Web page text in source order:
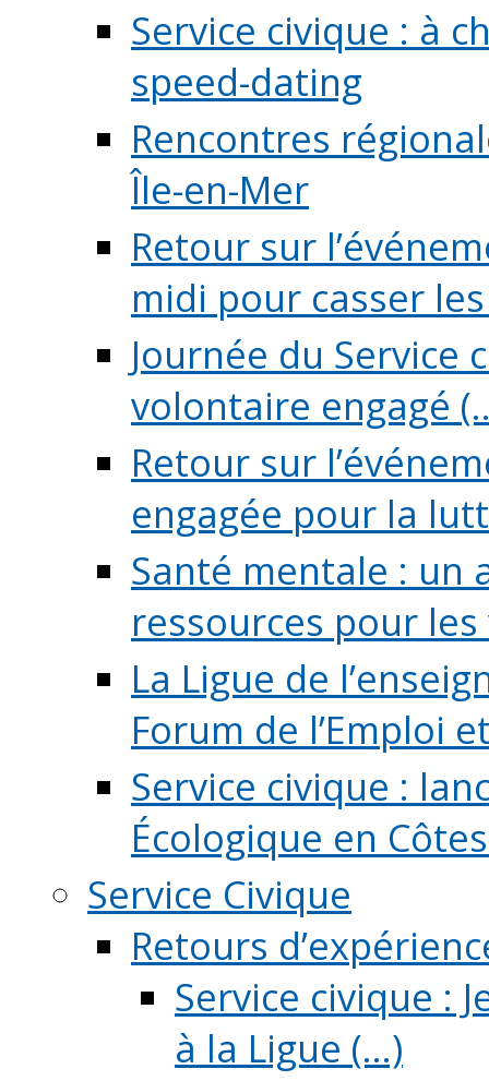
Service civique : à
speed-dating
Rencontres
Île-en-Mer
Retour sur
midi pour casser les
Journée du Service
volontaire engagé
Retour sur
engagée pour la
Santé mentale : un
ressources pour
La Ligue de
Forum de l’Emploi
Service civique :
Écologique en
Service Civique
Retours
Service civique :
à la Ligue (...)